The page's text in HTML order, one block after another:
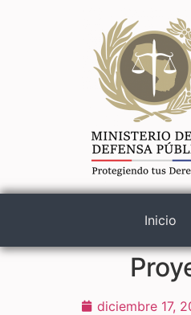
Inicio
diciembre 17,